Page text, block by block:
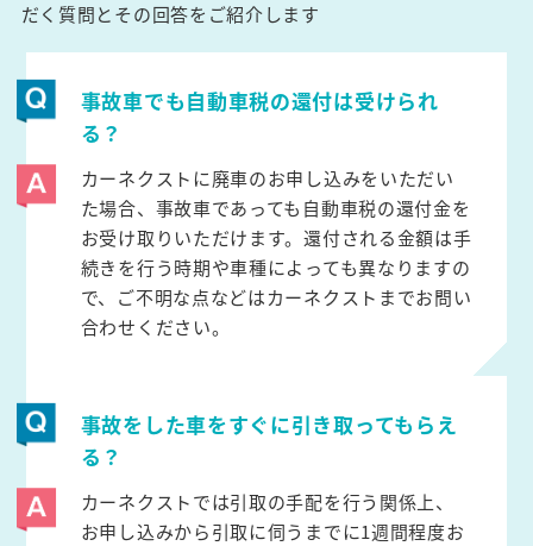
だく質問とその回答をご紹介します
事故車でも自動車税の還付は受けられ
る？
カーネクストに廃車のお申し込みをいただい
た場合、事故車であっても自動車税の還付金を
お受け取りいただけます。還付される金額は手
続きを行う時期や車種によっても異なりますの
で、ご不明な点などはカーネクストまでお問い
合わせください。
事故をした車をすぐに引き取ってもらえ
る？
カーネクストでは引取の手配を行う関係上、
お申し込みから引取に伺うまでに1週間程度お